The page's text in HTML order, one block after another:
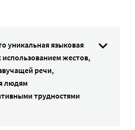
уникальная языковая
использованием жестов,
речи,
людям
трудностями